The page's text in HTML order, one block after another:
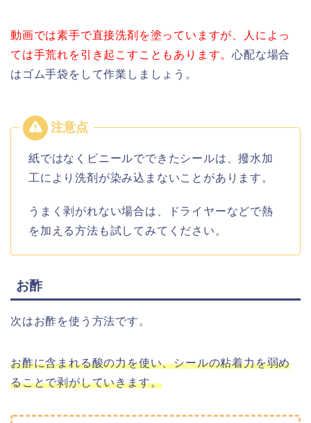
動画では素手で直接洗剤を塗っていますが、人によっ
ては手荒れを引き起こすこともあります。心配な場合
はゴム手袋をして作業しましょう。
紙ではなくビニールでできたシールは、撥水加
工により洗剤が染み込まないことがあります。
うまく剥がれない場合は、ドライヤーなどで熱
を加える方法も試してみてください。
お酢
次はお酢を使う方法です。
お酢に含まれる酸の力を使い、シールの粘着力を弱め
ることで剥がしていきます。